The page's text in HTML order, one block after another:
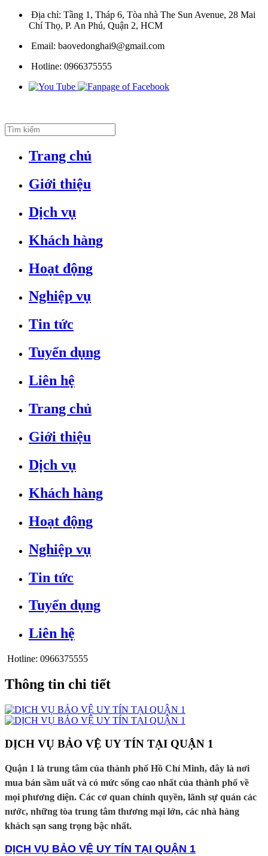
Địa chỉ: Tầng 1, Tháp 6, Tòa nhà The Sun Avenue, 28 Mai
Chí Thọ, P. An Phú, Quận 2, HCM
Email: baovedonghai9@gmail.com
Hotline: 0966375555
Trang chủ
Giới thiệu
Dịch vụ
Khách hàng
Hoạt động
Nghiệp vụ
Tin tức
Tuyển dụng
Liên hệ
Trang chủ
Giới thiệu
Dịch vụ
Khách hàng
Hoạt động
Nghiệp vụ
Tin tức
Tuyển dụng
Liên hệ
Hotline: 0966375555
Thông tin chi tiết
DỊCH VỤ BẢO VỆ UY TÍN TẠI QUẬN 1
Quận 1 là trung tâm của thành phố Hồ Chí Minh, đây là nơi
mua bán sầm uất và có mức sống cao nhất của thành phố về
mọi phương diện. Các cơ quan chính quyền, lãnh sự quán các
nước, những tòa trung tâm thương mại lớn, các nhà hàng
khách sạn sang trọng bậc nhất.
DỊCH VỤ BẢO VỆ UY TÍN TẠI QUẬN 1